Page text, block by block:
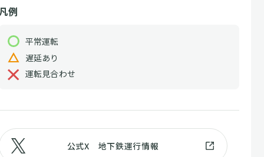
例
平常運転
遅延あり
運転見合わせ
公式X 地下鉄運行情報